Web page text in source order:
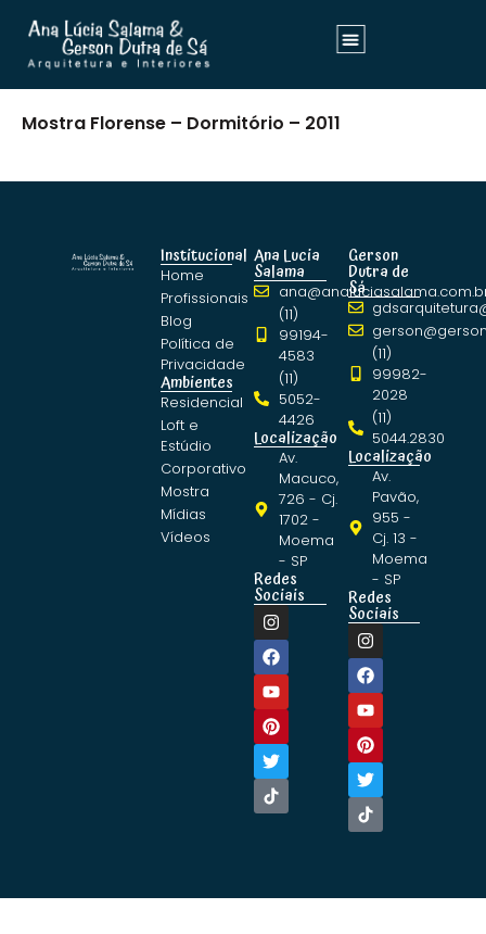
Mostra Florense – Dormitório – 2011
Institucional
Home
Profissionais
Blog
Política de
Privacidade
Ambientes
Residencial
Loft e
Estúdio
Corporativo
Mostra
Mídias
Vídeos
Ana Lucia
Salama
(11)
99194-
4583
(11)
5052-
4426
Localização
Av.
Macuco,
726 - Cj.
1702 -
Moema
- SP
Redes
Sociais
Gerson
Dutra de
Sá
(11)
99982-
2028
(11)
5044.2830
Localização
Av.
Pavão,
955 -
Cj. 13 -
Moema
- SP
Redes
Sociais